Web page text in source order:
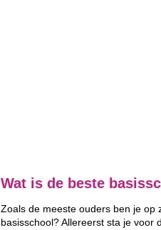
Wat is de beste
Zoals de meeste ouders ben je op
basisschool? Allereerst sta je voor